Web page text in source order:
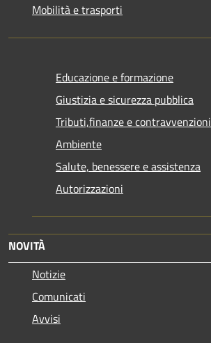
Mobilità e trasporti
Educazione e formazione
Giustizia e sicurezza pubblica
Tributi,finanze e contravvenzioni
Ambiente
Salute, benessere e assistenza
Autorizzazioni
NOVITÀ
Notizie
Comunicati
Avvisi